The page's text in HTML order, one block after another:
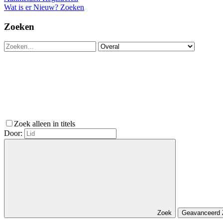
Wat is er Nieuw? Zoeken
Zoeken
Zoek alleen in titels
Door:
Zoek